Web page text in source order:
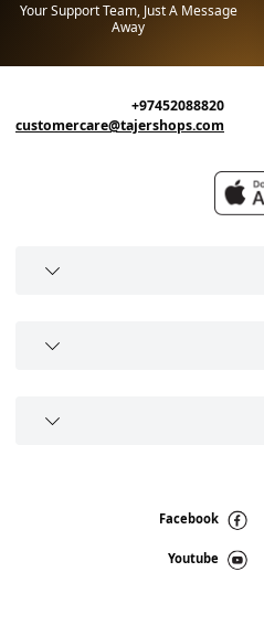
Your Support Team, Just A Message
Away
+97452088820
customercare@tajershops.com
Facebook
Youtube